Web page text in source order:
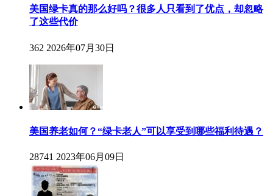
美国绿卡真的那么好吗？很多人只看到了优点，却忽略
了这些代价
362 2026年07月30日
美国养老如何？“绿卡老人”可以享受到哪些福利待遇？
28741 2023年06月09日